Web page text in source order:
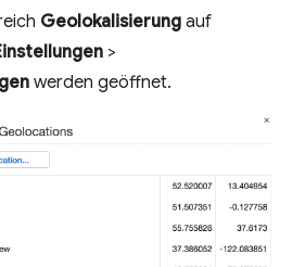
Geolokalisierung auf
>
werden geöffnet.